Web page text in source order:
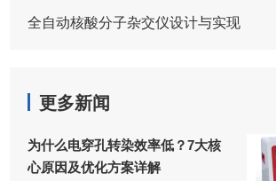
全自动核酸分子杂交仪设计与实现
更多新闻
为什么电穿孔转染效率低？7大核
心原因及优化方案详解